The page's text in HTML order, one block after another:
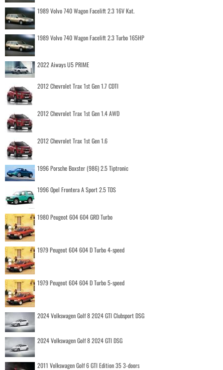
1989 Volvo 740 Wagon Facelift 2.3 16V Kat.
1989 Volvo 740 Wagon Facelift 2.3 Turbo 165HP
2022 Aiways U5 PRIME
2012 Chevrolet Trax 1st Gen 1.7 CDTI
2012 Chevrolet Trax 1st Gen 1.4 AWD
2012 Chevrolet Trax 1st Gen 1.6
1996 Porsche Boxster (986) 2.5 Tiptronic
1996 Opel Frontera A Sport 2.5 TDS
1980 Peugeot 604 604 GRD Turbo
1979 Peugeot 604 604 D Turbo 4-speed
1979 Peugeot 604 604 D Turbo 5-speed
2024 Volkswagen Golf 8 2024 GTI Clubsport DSG
2024 Volkswagen Golf 8 2024 GTI DSG
2011 Volkswagen Golf 6 GTI Edition 35 3-doors